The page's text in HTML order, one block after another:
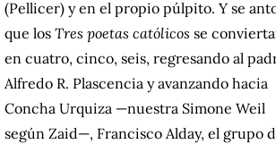
(Pellicer) y en el propio púlpito. Y se
que los Tres poetas católicos se
en cuatro, cinco, seis, regresando al
Alfredo R. Plascencia y avanzando hacia
Concha Urquiza —nuestra Simone Weil
según Zaid—, Francisco Alday, el grupo